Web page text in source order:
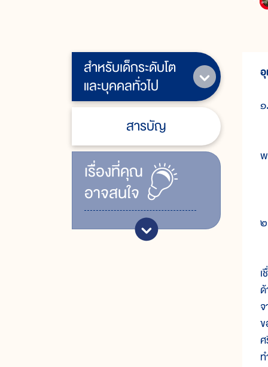
สำหรับเด็กระดับโต
และบุคคลทั่วไป
สารบัญ
เรื่ิองที่คุณ
อาจสนใจ